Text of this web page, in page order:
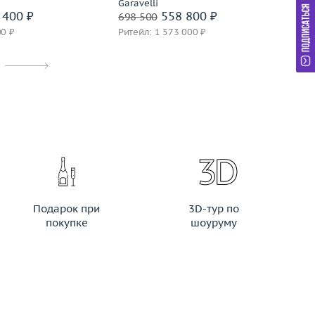
₽
₽
Garavelli
698 500558 800 ₽
Ритейл: 1 573 000 ₽
Подарок при
покупке
3D-тур по
шоуруму